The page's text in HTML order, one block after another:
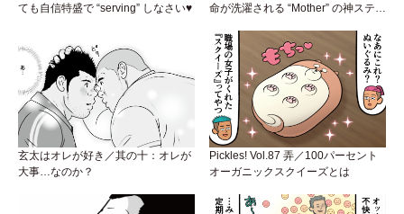
ても自信特盛で “serving” しなさい♥
命が洗濯される “Mother” の神ステー
玄太はオレが好き／其の十：オレが
大事…なのか？
Pickles! Vol.87 弄／100パーセント
オーガニックスクイーズとは